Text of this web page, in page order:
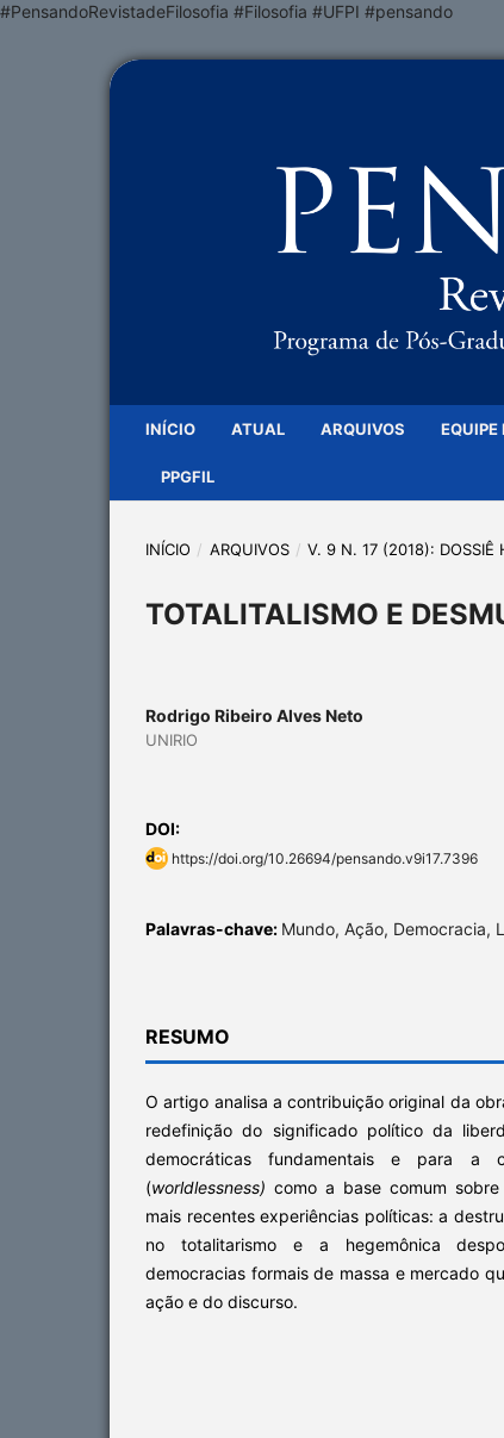
#PensandoRevistadeFilosofia #Filosofia #UFPI #pensando
INÍCIO ATUAL ARQUIVOS EQUIPE
PPGFIL
INÍCIO / ARQUIVOS / V. 9 N. 17 (2018): DOSSIÊ
TOTALITALISMO E
Rodrigo Ribeiro Alves Neto
UNIRIO
DOI:
https://doi.org/10.26694/pensando.v9i17.7396
Palavras-chave: Mundo, Ação, Democracia,
RESUMO
O artigo analisa a contribuição original da
redefinição do significado político da
democráticas fundamentais e para a
(worldlessness) como a base comum
mais recentes experiências políticas: a
no totalitarismo e a hegemônica
democracias formais de massa e mercado
ação e do discurso.